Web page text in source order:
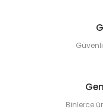
Binlerce